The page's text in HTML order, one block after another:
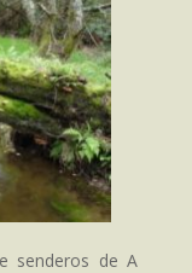
senderos de A